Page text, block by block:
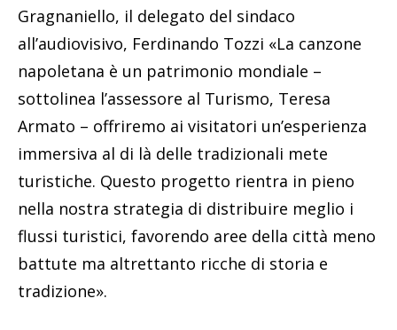
Gragnaniello, il delegato del sindaco
all’audiovisivo, Ferdinando Tozzi «La canzone
napoletana è un patrimonio mondiale –
sottolinea l’assessore al Turismo, Teresa
Armato – offriremo ai visitatori un’esperienza
immersiva al di là delle tradizionali mete
turistiche. Questo progetto rientra in pieno
nella nostra strategia di distribuire meglio i
flussi turistici, favorendo aree della città meno
battute ma altrettanto ricche di storia e
tradizione».